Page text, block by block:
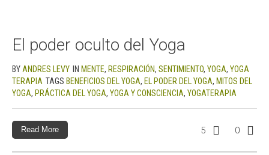
El poder oculto del Yoga
BY ANDRES LEVY IN MENTE, RESPIRACIÓN, SENTIMIENTO, YOGA, YOGA
TERAPIA TAGS BENEFICIOS DEL YOGA, EL PODER DEL YOGA, MITOS DEL
YOGA, PRÁCTICA DEL YOGA, YOGA Y CONSCIENCIA, YOGATERAPIA
5 0
Read More